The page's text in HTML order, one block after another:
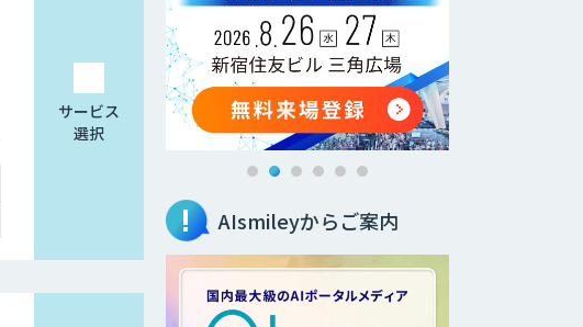
サービス
選択
AIsmileyからご案内